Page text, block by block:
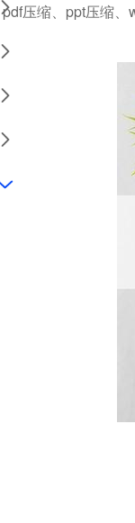
pdf压缩、ppt压缩